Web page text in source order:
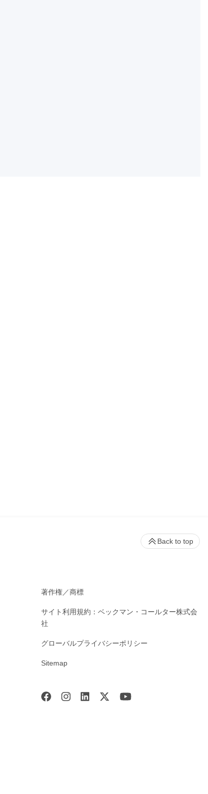
著作権／商標
サイト利用規約：ベックマン・コールター株式会
社
グローバルプライバシーポリシー
Sitemap
Back to top